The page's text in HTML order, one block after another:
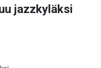
jazzkyläksi